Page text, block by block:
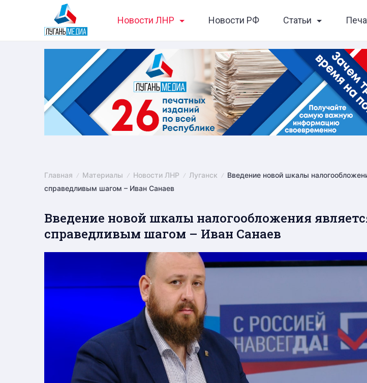
Новости ЛНР Новости РФ Статьи
Главная Материалы Новости ЛНР Луганск
Введение новой шкалы
справедливым шагом – Иван Санаев
Введение новой шкалы налогообложения
справедливым шагом – Иван Санаев